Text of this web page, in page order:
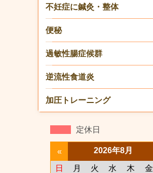
不妊症に鍼灸・整体
便秘
過敏性腸症候群
逆流性食道炎
加圧トレーニング
定休日
« 2026年8月
日
月 火 水 木 金